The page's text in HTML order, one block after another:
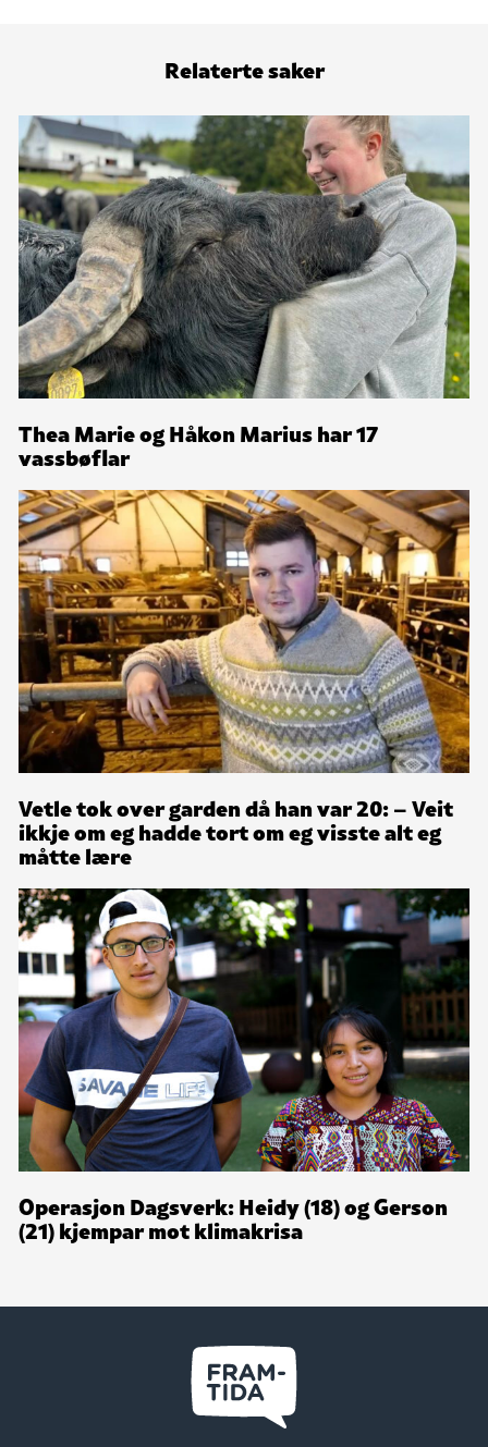
Relaterte saker
Thea Marie og Håkon Marius har 17
vassbøflar
Vetle tok over garden då han var 20: – Veit
ikkje om eg hadde tort om eg visste alt eg
måtte lære
Operasjon Dagsverk: Heidy (18) og Gerson
(21) kjempar mot klimakrisa